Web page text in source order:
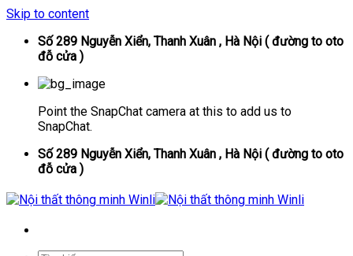
Skip to content
Số 289 Nguyễn Xiển, Thanh Xuân , Hà Nội ( đường to oto
đỗ cửa )
Point the SnapChat camera at this to add us to
SnapChat.
Số 289 Nguyễn Xiển, Thanh Xuân , Hà Nội ( đường to oto
đỗ cửa )